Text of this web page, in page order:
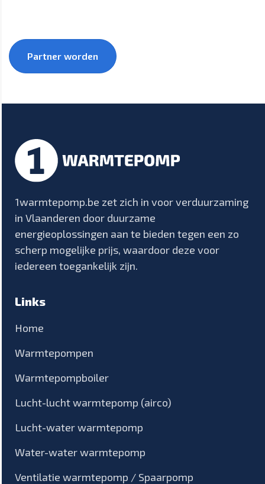
Partner worden
1warmtepomp.be zet zich in voor verduurzaming
in Vlaanderen door duurzame
energieoplossingen aan te bieden tegen een zo
scherp mogelijke prijs, waardoor deze voor
iedereen toegankelijk zijn.
Links
Home
Warmtepompen
Warmtepompboiler
Lucht-lucht warmtepomp (airco)
Lucht-water warmtepomp
Water-water warmtepomp
Ventilatie warmtepomp / Spaarpomp